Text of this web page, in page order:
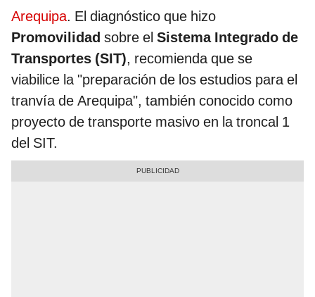
Arequipa. El diagnóstico que hizo
Promovilidad sobre el Sistema Integrado de
Transportes (SIT), recomienda que se
viabilice la "preparación de los estudios para el
tranvía de Arequipa", también conocido como
proyecto de transporte masivo en la troncal 1
del SIT.